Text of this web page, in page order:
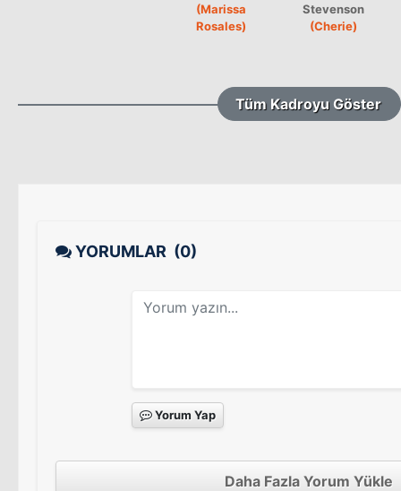
(Marissa
Rosales)
Stevenson
(Cherie)
Tüm Kadroyu Göster
YORUMLAR (0)
Yorum Yap
Daha Fazla Yorum Yükle